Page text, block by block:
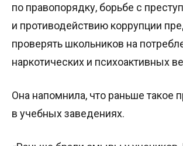
по правопорядку, борьбе с
и противодействию коррупции
проверять школьников на
наркотических и психоактивных
Она напомнила, что раньше такое
в учебных заведениях.